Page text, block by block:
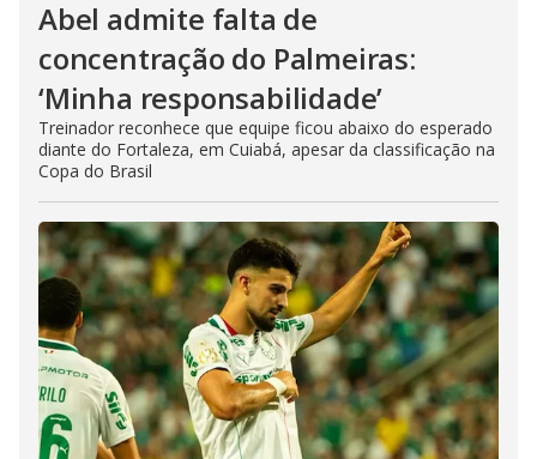
Abel admite falta de
concentração do Palmeiras:
‘Minha responsabilidade’
Treinador reconhece que equipe ficou abaixo do esperado
diante do Fortaleza, em Cuiabá, apesar da classificação na
Copa do Brasil